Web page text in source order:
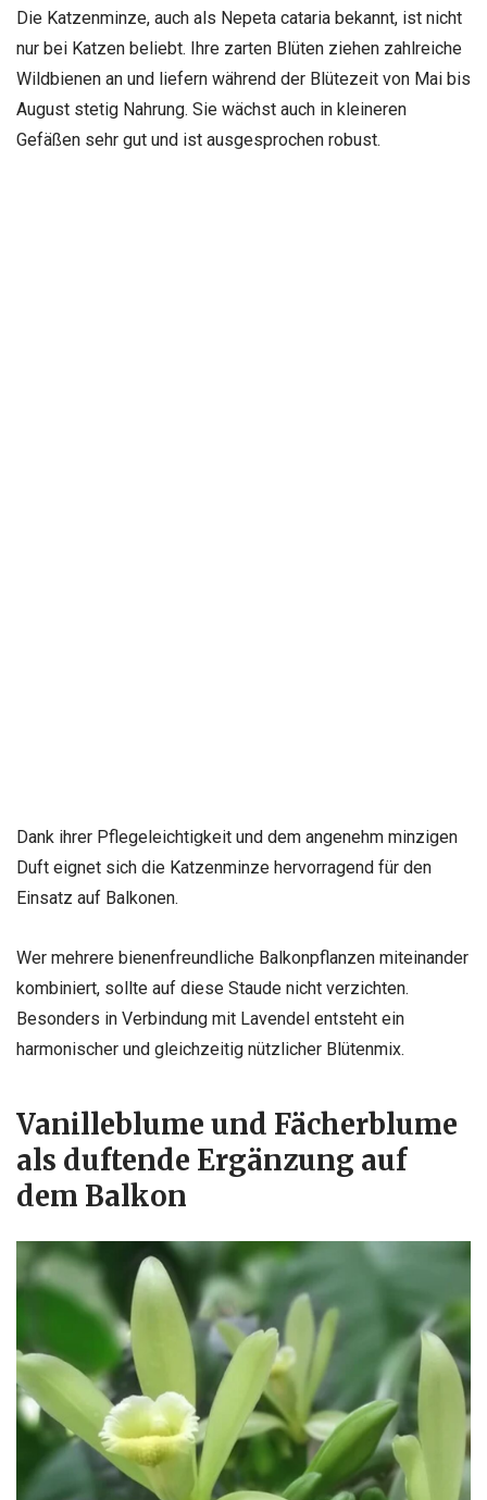
Die Katzenminze, auch als Nepeta cataria bekannt, ist nicht
nur bei Katzen beliebt. Ihre zarten Blüten ziehen zahlreiche
Wildbienen an und liefern während der Blütezeit von Mai bis
August stetig Nahrung. Sie wächst auch in kleineren
Gefäßen sehr gut und ist ausgesprochen robust.
Dank ihrer Pflegeleichtigkeit und dem angenehm minzigen
Duft eignet sich die Katzenminze hervorragend für den
Einsatz auf Balkonen.
Wer mehrere bienenfreundliche Balkonpflanzen miteinander
kombiniert, sollte auf diese Staude nicht verzichten.
Besonders in Verbindung mit Lavendel entsteht ein
harmonischer und gleichzeitig nützlicher Blütenmix.
Vanilleblume und Fächerblume
als duftende Ergänzung auf
dem Balkon